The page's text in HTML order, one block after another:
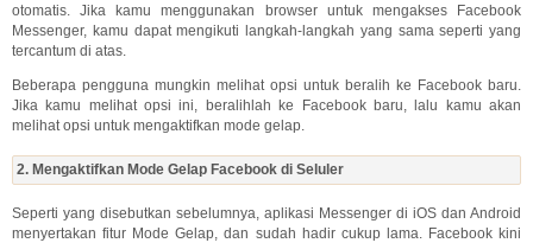
otomatis. Jika kamu menggunakan browser untuk mengakses Facebook
Messenger, kamu dapat mengikuti langkah-langkah yang sama seperti yang
tercantum di atas.
Beberapa pengguna mungkin melihat opsi untuk beralih ke Facebook baru.
Jika kamu melihat opsi ini, beralihlah ke Facebook baru, lalu kamu akan
melihat opsi untuk mengaktifkan mode gelap.
2. Mengaktifkan Mode Gelap Facebook di Seluler
Seperti yang disebutkan sebelumnya, aplikasi Messenger di iOS dan Android
menyertakan fitur Mode Gelap, dan sudah hadir cukup lama. Facebook kini